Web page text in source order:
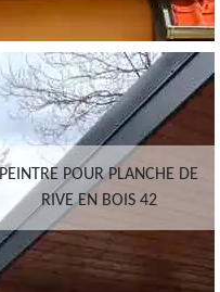
PEINTRE POUR PLANCHE DE
RIVE EN BOIS 42